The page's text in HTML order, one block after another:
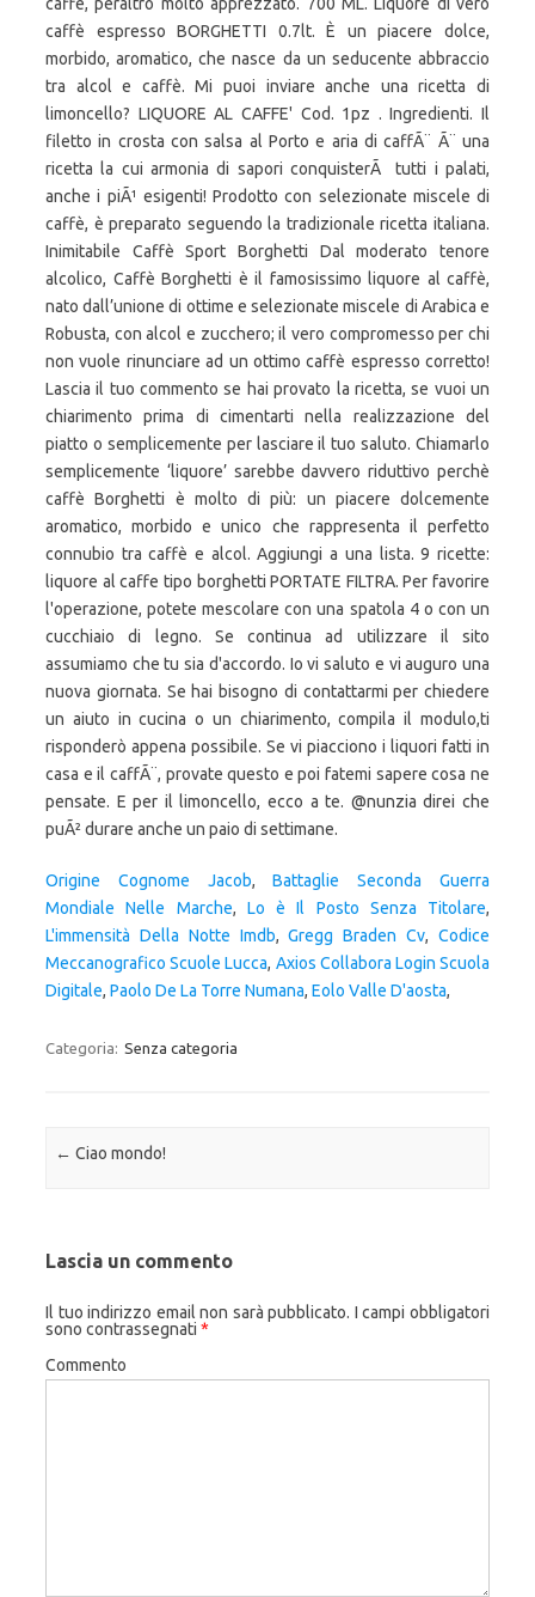
Origine Cognome Jacob,Battaglie Seconda Guerra
Mondiale Nelle Marche, Lo è Il Posto Senza Titolare,
L'immensità Della Notte Imdb,Gregg Braden Cv,Codice
Meccanografico Scuole Lucca, Axios Collabora Login Scuola
Digitale, Paolo De La Torre Numana, Eolo Valle D'aosta,
Categoria: Senza categoria
Navigazione articolo
← Ciao mondo!
Lascia un commento
Il tuo indirizzo email non sarà pubblicato. I campi obbligatori
sono contrassegnati *
Commento